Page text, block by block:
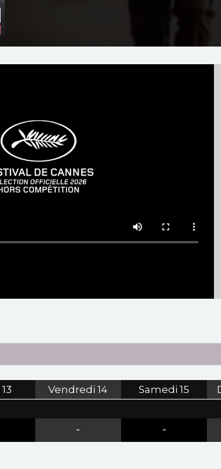
13 Vendredi 14 Samedi 15
- -